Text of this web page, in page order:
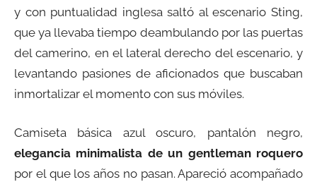
y con puntualidad inglesa saltó al escenario Sting,
que ya llevaba tiempo deambulando por las puertas
del camerino, en el lateral derecho del escenario, y
levantando pasiones de aficionados que buscaban
inmortalizar el momento con sus móviles.
Camiseta básica azul oscuro, pantalón negro,
elegancia minimalista de un gentleman roquero
por el que los años no pasan. Apareció acompañado